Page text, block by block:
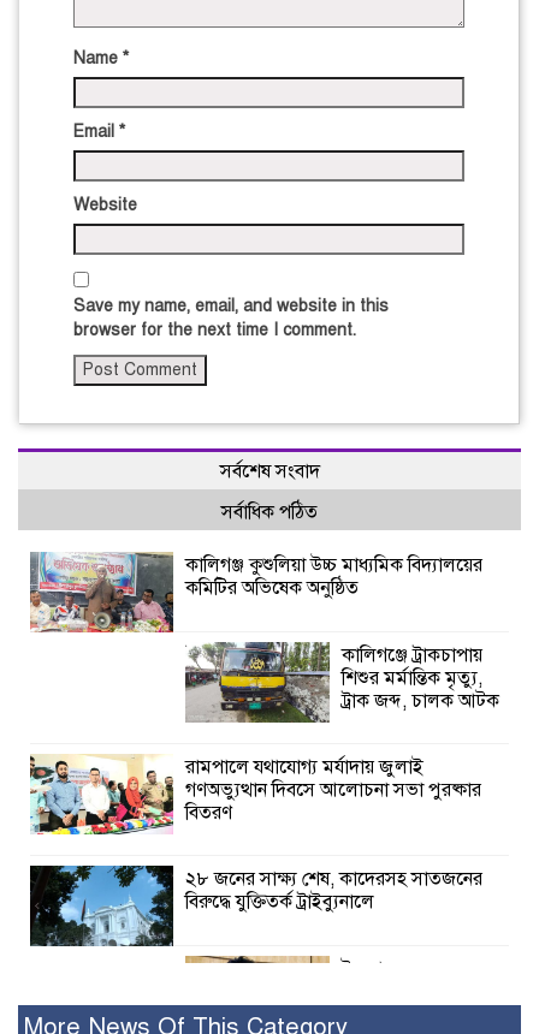
Name *
Email *
Website
Save my name, email, and website in this
browser for the next time I comment.
সর্বশেষ সংবাদ
সর্বাধিক পঠিত
কালিগঞ্জ কুশুলিয়া উচ্চ মাধ্যমিক বিদ্যালয়ের
কমিটির অভিষেক অনুষ্ঠিত
কালিগঞ্জে ট্রাকচাপায়
শিশুর মর্মান্তিক মৃত্যু,
ট্রাক জব্দ, চালক আটক
রামপালে যথাযোগ্য মর্যাদায় জুলাই
গণঅভ্যুত্থান দিবসে আলোচনা সভা পুরষ্কার
বিতরণ
২৮ জনের সাক্ষ্য শেষ, কাদেরসহ সাতজনের
বিরুদ্ধে যুক্তিতর্ক ট্রাইব্যুনালে
ইসলামের সবচেয়ে
More News Of This Category